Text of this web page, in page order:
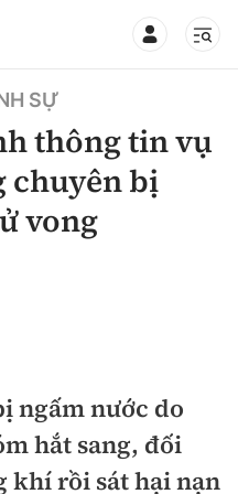
SỰ
thông tin vụ
chuyên bị
vong
ngấm nước do
hắt sang, đối
khí rồi sát hại nạn